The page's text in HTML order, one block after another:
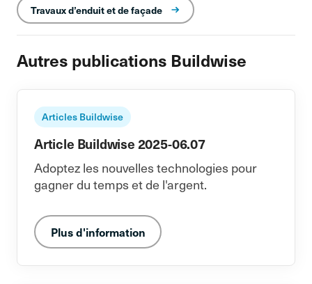
Travaux d’enduit et de façade
Autres publications Buildwise
Articles Buildwise
Article Buildwise 2025-06.07
Adoptez les nouvelles technologies pour
gagner du temps et de l'argent.
Plus d'information